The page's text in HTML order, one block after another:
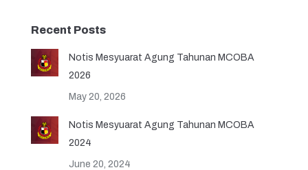
Recent Posts
Notis Mesyuarat Agung Tahunan MCOBA
2026
May 20, 2026
Notis Mesyuarat Agung Tahunan MCOBA
2024
June 20, 2024